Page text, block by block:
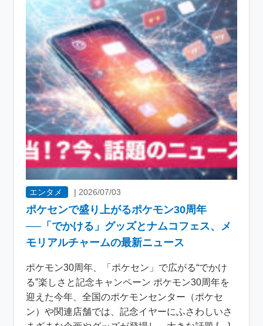
エンタメ | 2026/07/03
ポケセンで盛り上がるポケモン30周年
──「でかける」グッズとナムコフェス、メ
モリアルチャームの最新ニュース
ポケモン30周年、「ポケセン」で広がる“でかけ
る”楽しさと記念キャンペーン ポケモン30周年を
迎えた今年、全国のポケモンセンター（ポケセ
ン）や関連店舗では、記念イヤーにふさわしいさ